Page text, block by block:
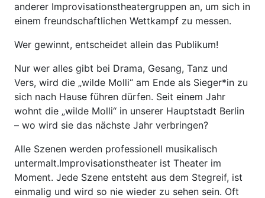
anderer Improvisationstheatergruppen an, um sich in
einem freundschaftlichen Wettkampf zu messen.
Wer gewinnt, entscheidet allein das Publikum!
Nur wer alles gibt bei Drama, Gesang, Tanz und
Vers, wird die „wilde Molli“ am Ende als Sieger*in zu
sich nach Hause führen dürfen. Seit einem Jahr
wohnt die „wilde Molli“ in unserer Hauptstadt Berlin
– wo wird sie das nächste Jahr verbringen?
Alle Szenen werden professionell musikalisch
untermalt.Improvisationstheater ist Theater im
Moment. Jede Szene entsteht aus dem Stegreif, ist
einmalig und wird so nie wieder zu sehen sein. Oft